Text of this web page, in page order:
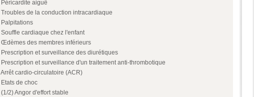
Péricardite aiguë
Troubles de la conduction intracardiaque
Palpitations
Souffle cardiaque chez l'enfant
Œdèmes des membres inférieurs
Prescription et surveillance des diurétiques
Prescription et surveillance d'un traitement anti-thrombotique
Arrêt cardio-circulatoire (ACR)
Etats de choc
(1/2) Angor d'effort stable